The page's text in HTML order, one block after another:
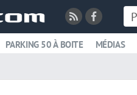
PARKING 50 À BOITE MÉDIAS